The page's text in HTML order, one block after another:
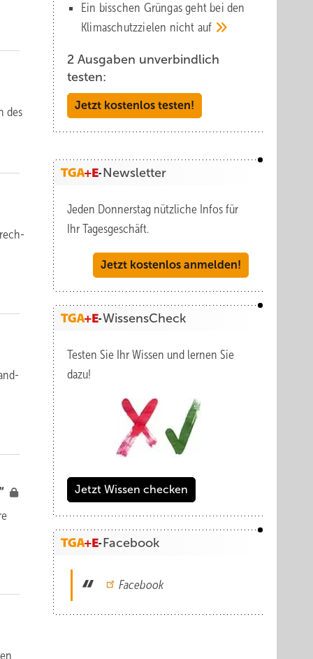
des
Ein bisschen Grüngas geht bei den
Klima­schutz­zielen nicht auf
2 Ausgaben unverbindlich
testen:
Jetzt kostenlos testen!
Newsletter
Jeden Donnerstag nützliche Infos für
Ihr Tagesgeschäft.
Jetzt kostenlos anmelden!
WissensCheck
Testen Sie Ihr Wissen und lernen Sie
dazu!
Jetzt Wissen checken
Facebook
Facebook